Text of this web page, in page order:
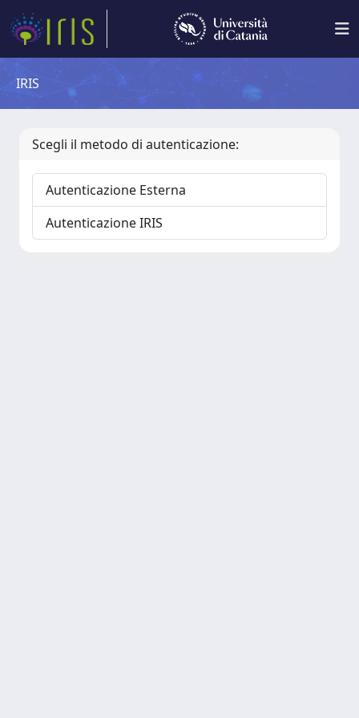
IRIS
Scegli il metodo di autenticazione:
Autenticazione Esterna
Autenticazione IRIS